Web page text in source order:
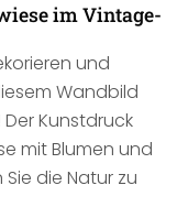
im Vintage-
und
Wandbild
Kunstdruck
mit Blumen und
die Natur zu